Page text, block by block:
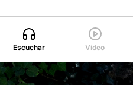
Escuchar Video